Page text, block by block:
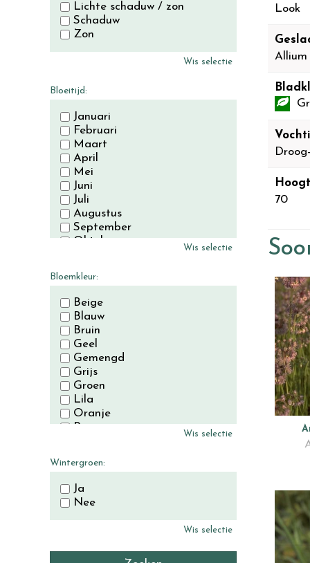
Look
Allium
70
Lichte schaduw / zon
Schaduw
Zon
Wis selectie
Bloeitijd:
Januari
Februari
Maart
April
Mei
Juni
Juli
Augustus
September
Oktober
Wis selectie
Bloemkleur:
Beige
Blauw
Bruin
Geel
Gemengd
Grijs
Groen
Lila
Oranje
Paars
Wit
Zwart
Wis selectie
Wintergroen:
Ja
Nee
Wis selectie